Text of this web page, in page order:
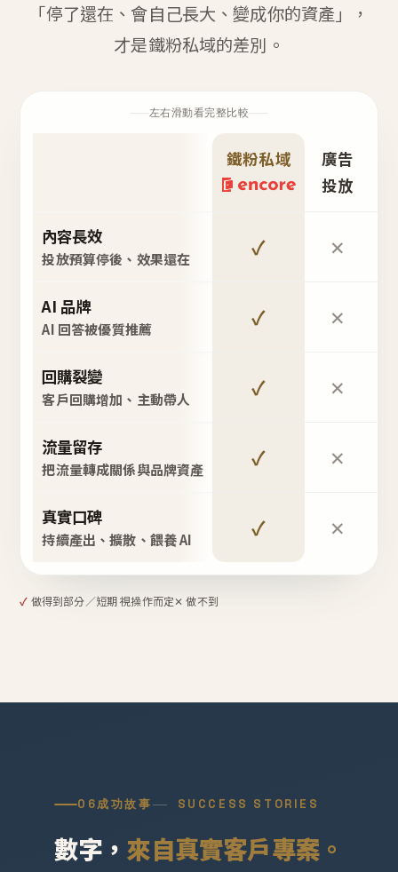
「停了還在、會自己長大、變成你的資產」，
才是鐵粉私域的差別。
左右滑動看完整比較
鐵粉私域
廣告
投放
內容長效
投放預算停後、效果還在 ✓ ✕
AI 品牌
AI 回答被優質推薦 ✓ ✕
回購裂變
客戶回購增加、主動帶人 ✓ ✕
流量留存
把流量轉成關係與品牌資產 ✓ ✕
真實口碑
持續產出、擴散、餵養 AI ✓ ✕
✓ 做得到部分／短期 視操作而定✕ 做不到
06成功故事 SUCCESS STORIES
數字， 來自真實客戶專案。